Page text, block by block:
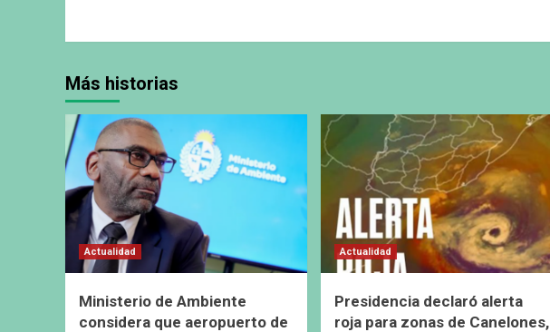
Más historias
Actualidad
Ministerio de Ambiente
considera que aeropuerto de
Actualidad
Presidencia declaró alerta
roja para zonas de Canelones,